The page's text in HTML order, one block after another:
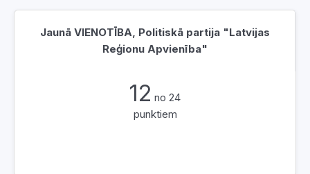
Jaunā VIENOTĪBA, Politiskā partija "Latvijas
Reģionu Apvienība"
12 no 24
punktiem